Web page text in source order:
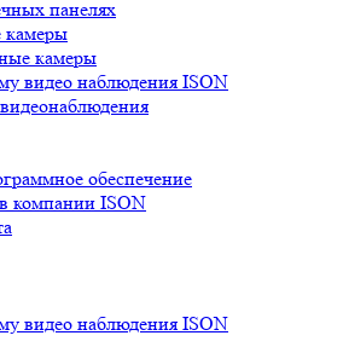
панелях
камеры
камеры
видео наблюдения ISON
обеспечение
компании ISON
видео наблюдения ISON